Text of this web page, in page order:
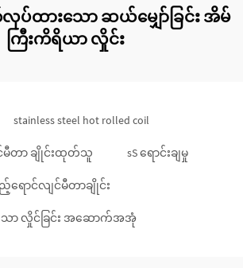
ပ်ထားသော ဆယ်မျှော်ခြင်း အိမ်
ကြီးကိရိယာ လှိုင်း
stainless steel hot rolled coil
မီတာ ချိုင်းထုတ်သူ sS ရောင်းချမှု
ည့်ရောင်လျင်မီတာချိုင်း
းသော လှိုင်ခြင်း အဆောက်အအုံ